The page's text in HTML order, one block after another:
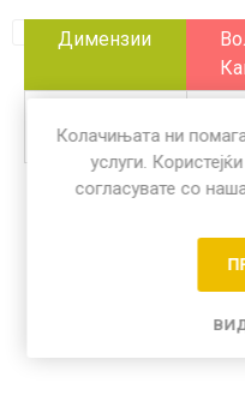
Димензии
mm
Колачињата ни
услуги.
согласувате со